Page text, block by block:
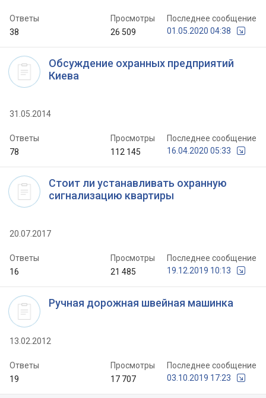
Ответы
38
Просмотры
26 509
Последнее сообщение
01.05.2020 04:38
Обсуждение охранных предприятий
Киева
31.05.2014
Ответы
78
Просмотры
112 145
Последнее сообщение
16.04.2020 05:33
Стоит ли устанавливать охранную
сигнализацию квартиры
20.07.2017
Ответы
16
Просмотры
21 485
Последнее сообщение
19.12.2019 10:13
Ручная дорожная швейная машинка
13.02.2012
Ответы
19
Просмотры
17 707
Последнее сообщение
03.10.2019 17:23